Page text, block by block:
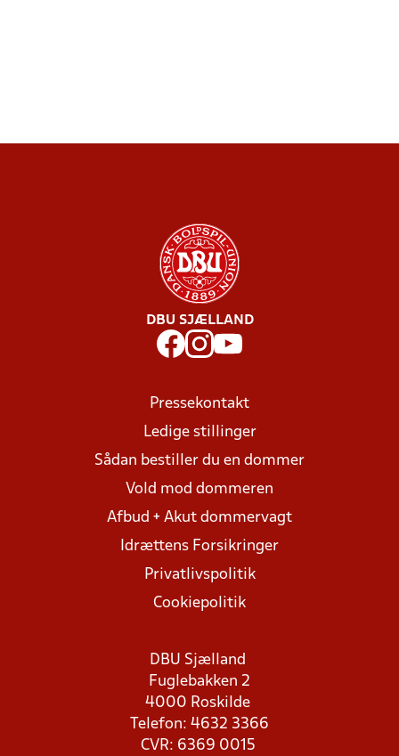
DBU SJÆLLAND
Pressekontakt
Ledige stillinger
Sådan bestiller du en dommer
Vold mod dommeren
Afbud + Akut dommervagt
Idrættens Forsikringer
Privatlivspolitik
Cookiepolitik
DBU Sjælland
Fuglebakken 2
4000 Roskilde
Telefon: 4632 3366
CVR: 6369 0015